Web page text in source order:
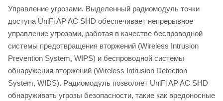
Управление угрозами. Выделенный радиомодуль точки
доступа UniFi AP AC SHD обеспечивает непрерывное
управление угрозами, работая в качестве беспроводной
системы предотвращения вторжений (Wireless Intrusion
Prevention System, WIPS) и беспроводной системы
обнаружения вторжений (Wireless Intrusion Detection
System, WIDS). Радиомодуль позволяет UniFi AP AC SHD
обнаруживать угрозы безопасности, такие как вредоносные